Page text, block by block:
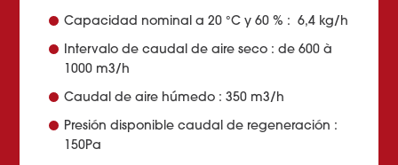
Capacidad nominal a 20 °C y 60 % : 6,4 kg/h
Intervalo de caudal de aire seco : de 600 à
1000 m3/h
Caudal de aire húmedo : 350 m3/h
Presión disponible caudal de regeneración :
150Pa